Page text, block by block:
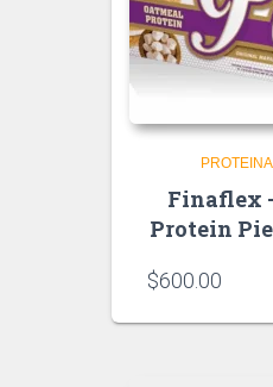
Finaflex
Protein Pie
$600.00